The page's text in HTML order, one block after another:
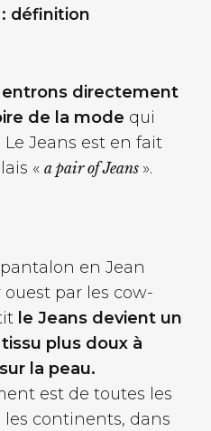
: définition
entrons directement
de la mode qui
Le Jeans est en fait
« a pair of Jeans ».
pantalon en Jean
ouest par les cow-
le Jeans devient un
plus doux à
la peau.
est de toutes les
continents, dans